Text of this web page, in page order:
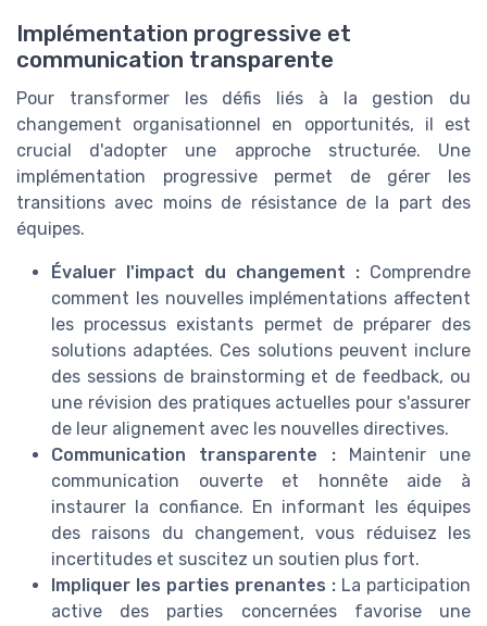
Implémentation progressive et
communication transparente
Pour transformer les défis liés à la gestion du
changement organisationnel en opportunités, il est
crucial d'adopter une approche structurée. Une
implémentation progressive permet de gérer les
transitions avec moins de résistance de la part des
équipes.
Évaluer l'impact du changement : Comprendre
comment les nouvelles implémentations affectent
les processus existants permet de préparer des
solutions adaptées. Ces solutions peuvent inclure
des sessions de brainstorming et de feedback, ou
une révision des pratiques actuelles pour s'assurer
de leur alignement avec les nouvelles directives.
Communication transparente :Maintenir une
communication ouverte et honnête aide à
instaurer la confiance. En informant les équipes
des raisons du changement, vous réduisez les
incertitudes et suscitez un soutien plus fort.
Impliquer les parties prenantes : La participation
active des parties concernées favorise une